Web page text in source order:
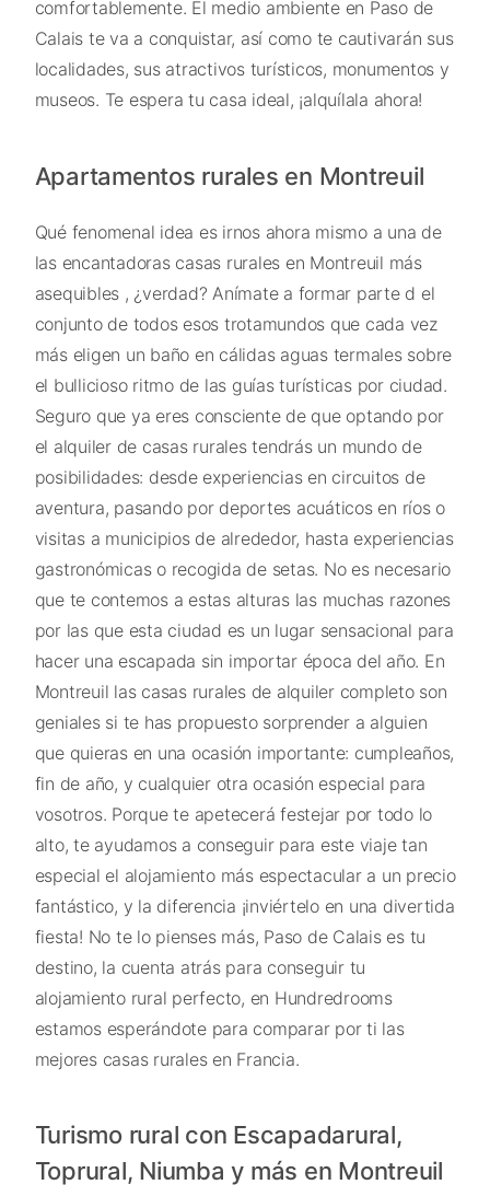
comfortablemente. El medio ambiente en Paso de
Calais te va a conquistar, así como te cautivarán sus
localidades, sus atractivos turísticos, monumentos y
museos. Te espera tu casa ideal, ¡alquílala ahora!
Apartamentos rurales en Montreuil
Qué fenomenal idea es irnos ahora mismo a una de
las encantadoras casas rurales en Montreuil más
asequibles , ¿verdad? Anímate a formar parte d el
conjunto de todos esos trotamundos que cada vez
más eligen un baño en cálidas aguas termales sobre
el bullicioso ritmo de las guías turísticas por ciudad.
Seguro que ya eres consciente de que optando por
el alquiler de casas rurales tendrás un mundo de
posibilidades: desde experiencias en circuitos de
aventura, pasando por deportes acuáticos en ríos o
visitas a municipios de alrededor, hasta experiencias
gastronómicas o recogida de setas. No es necesario
que te contemos a estas alturas las muchas razones
por las que esta ciudad es un lugar sensacional para
hacer una escapada sin importar época del año. En
Montreuil las casas rurales de alquiler completo son
geniales si te has propuesto sorprender a alguien
que quieras en una ocasión importante: cumpleaños,
fin de año, y cualquier otra ocasión especial para
vosotros. Porque te apetecerá festejar por todo lo
alto, te ayudamos a conseguir para este viaje tan
especial el alojamiento más espectacular a un precio
fantástico, y la diferencia ¡inviértelo en una divertida
fiesta! No te lo pienses más, Paso de Calais es tu
destino, la cuenta atrás para conseguir tu
alojamiento rural perfecto, en Hundredrooms
estamos esperándote para comparar por ti las
mejores casas rurales en Francia.
Turismo rural con Escapadarural,
Toprural, Niumba y más en Montreuil